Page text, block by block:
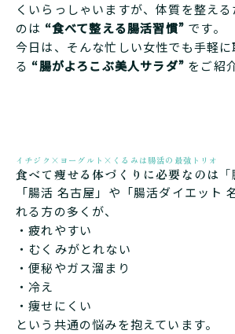
くいらっしゃいますが、体質を整え
のは “食べて整える腸活習慣” です。
今日は、そんな忙しい女性でも手軽
る “腸がよろこぶ美人サラダ” をご紹
イチジク×ヨーグルト×くるみは腸活の最強トリオ
食べて痩せる体づくりに必要なのは「
「腸活 名古屋」や「腸活ダイエット
れる方の多くが、
・疲れやすい
・むくみがとれない
・便秘やガス溜まり
・冷え
・痩せにくい
という共通の悩みを抱えています。